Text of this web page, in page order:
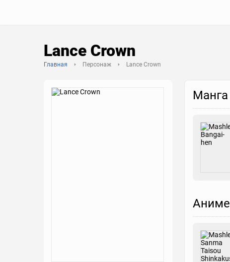
Lance Crown
Главная Персонаж Lance Crown
Манга
Аниме